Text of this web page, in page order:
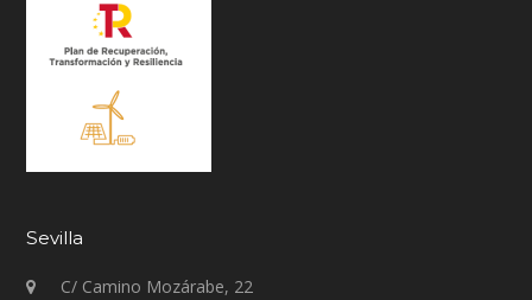
Sevilla
C/ Camino Mozárabe, 22